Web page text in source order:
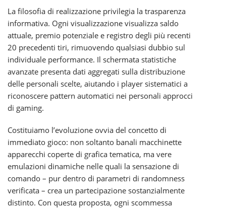
La filosofia di realizzazione privilegia la trasparenza
informativa. Ogni visualizzazione visualizza saldo
attuale, premio potenziale e registro degli più recenti
20 precedenti tiri, rimuovendo qualsiasi dubbio sul
individuale performance. Il schermata statistiche
avanzate presenta dati aggregati sulla distribuzione
delle personali scelte, aiutando i player sistematici a
riconoscere pattern automatici nei personali approcci
di gaming.
Costituiamo l’evoluzione ovvia del concetto di
immediato gioco: non soltanto banali macchinette
apparecchi coperte di grafica tematica, ma vere
emulazioni dinamiche nelle quali la sensazione di
comando – pur dentro di parametri di randomness
verificata – crea un partecipazione sostanzialmente
distinto. Con questa proposta, ogni scommessa